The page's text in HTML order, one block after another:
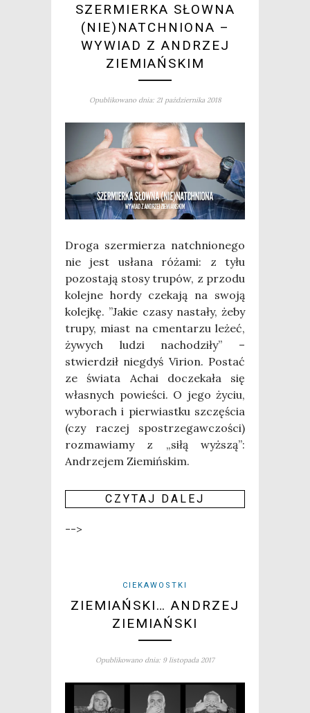
SZERMIERKA SŁOWNA
(NIE)NATCHNIONA –
WYWIAD Z ANDRZEJ
ZIEMIAŃSKIM
Opublikowano dnia: 21 października 2018
Dro­ga szer­mie­rza natchnio­ne­go
nie jest usła­na róża­mi: z tyłu
pozo­sta­ją sto­sy tru­pów, z przo­du
kolej­ne hor­dy cze­ka­ją na swo­ją
kolej­kę. ”Jakie cza­sy nasta­ły, żeby
tru­py, miast na cmen­ta­rzu leżeć,
żywych ludzi nacho­dzi­ły” –
stwier­dził nie­gdyś Virion. Postać
ze świa­ta Achai docze­ka­ła się
wła­snych powie­ści. O jego życiu,
wybo­rach i pier­wiast­ku szczę­ścia
(czy raczej spo­strze­gaw­czo­ści)
roz­ma­wia­my z „siłą wyż­szą”:
Andrze­jem Zie­miń­skim.
CZY­TAJ DALEJ
-->
CIEKAWOSTKI
ZIEMIAŃSKI… ANDRZEJ
ZIEMIAŃSKI
Opublikowano dnia: 9 listopada 2017